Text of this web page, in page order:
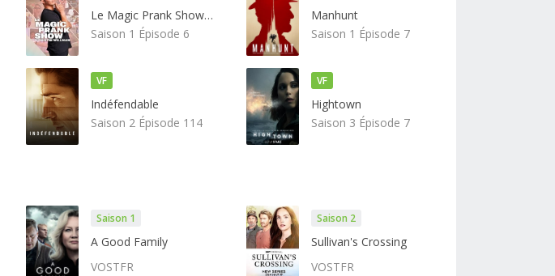
Le Magic Prank Show avec Justin Willman
Saison 1 Épisode 6
Manhunt
Saison 1 Épisode 7
Indéfendable
Saison 2 Épisode 114
VF
Hightown
Saison 3 Épisode 7
VF
A Good Family
VOSTFR
Saison 1
Sullivan's Crossing
VOSTFR
Saison 2